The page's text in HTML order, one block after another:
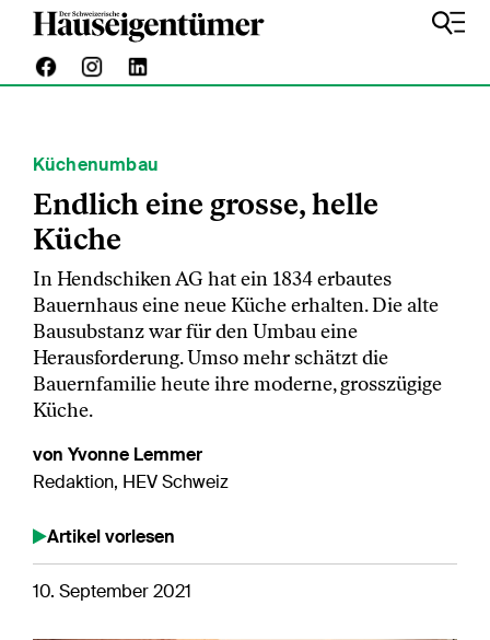
Küchenumbau
Endlich eine grosse, helle
Küche
In Hendschiken AG hat ein 1834 erbautes
Bauernhaus eine neue Küche erhalten. Die alte
Bausubstanz war für den Umbau eine
Herausforderung. Umso mehr schätzt die
Bauernfamilie heute ihre moderne, grosszügige
Küche.
von Yvonne Lemmer
Redaktion, HEV Schweiz
Artikel vorlesen
10. September 2021